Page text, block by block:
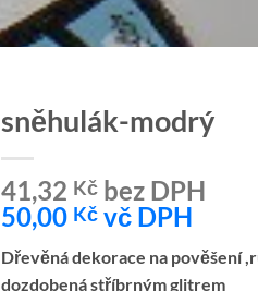
sněhulák-modrý
41,32 Kčbez DPH
50,00 Kčvč DPH
Dřevěná dekorace na pověšení
dozdobená stříbrným glitrem